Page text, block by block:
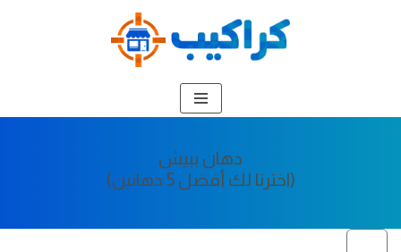
دهان ببيش
(اخترنا لك أفضل 5 دهانين)